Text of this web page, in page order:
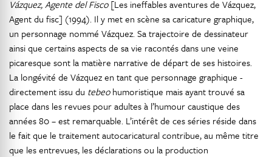
Vázquez, Agente del Fisco[Les ineffables aventures de Vázquez,
Agent du fisc] (1994). Il y met en scène sa caricature graphique,
un personnage nommé Vázquez. Sa trajectoire de dessinateur
ainsi que certains aspects de sa vie racontés dans une veine
picaresque sont la matière narrative de départ de ses histoires.
La longévité de Vázquez en tant que personnage graphique -
directement issu du tebeohumoristique mais ayant trouvé sa
place dans les revues pour adultes à l’humour caustique des
années 80 – est remarquable. L’intérêt de ces séries réside dans
le fait que le traitement autocaricatural contribue, au même titre
que les entrevues, les déclarations ou la production